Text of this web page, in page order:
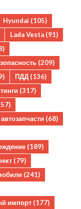
Hyundai (105)
Lada Vesta (91)
(209)
ПДД (136)
(317)
автозапчасти (68)
(189)
(79)
(241)
импорт (177)